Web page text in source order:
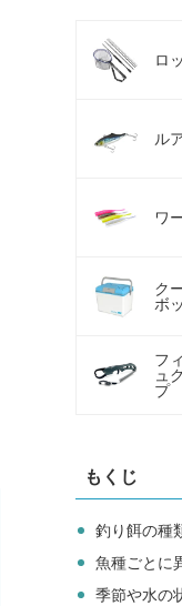
ロ
ル
ワ
ク
ボ
フ
ュ
プ
もくじ
釣り餌の種
魚種ごとに
季節や水の